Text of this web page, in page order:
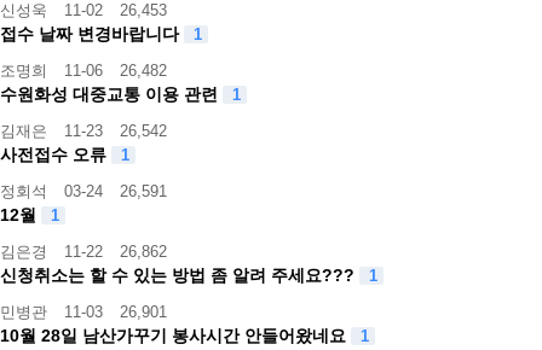
신성욱
11-02 26,453
접수 날짜 변경바랍니다
1
조명희
11-06 26,482
수원화성 대중교통 이용 관련
1
김재은
11-23 26,542
사전접수 오류
1
정회석
03-24 26,591
12월
1
김은경
11-22 26,862
신청취소는 할 수 있는 방법 좀 알려 주세요???
1
민병관
11-03 26,901
10월 28일 남산가꾸기 봉사시간 안들어왔네요
1